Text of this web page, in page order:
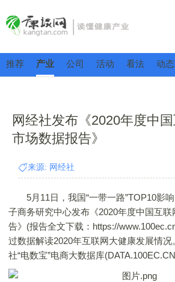
推荐 产业 公司 活动 看法 动态
网经社发布《2020年度中
市场数据报告》
来源: 网经社
5月11日，我国“一带一路”TOP10影
子商务研究中心发布《2020年度中国互
告》(报告全文下载：https://
过数据解读2020年互联网大健康发展情
社“电数宝”电商大数据库